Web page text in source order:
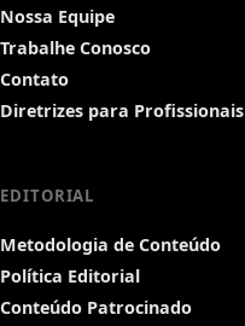
Nossa Equipe
Trabalhe Conosco
Contato
Diretrizes para Profissionais
EDITORIAL
Metodologia de Conteúdo
Política Editorial
Conteúdo Patrocinado